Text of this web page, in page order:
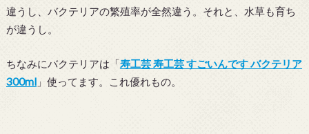
違うし、バクテリアの繁殖率が全然違う。それと、水草も育ち
が違うし。
ちなみにバクテリアは「寿工芸 寿工芸 すごいんです バクテリア
300ml」使ってます。これ優れもの。